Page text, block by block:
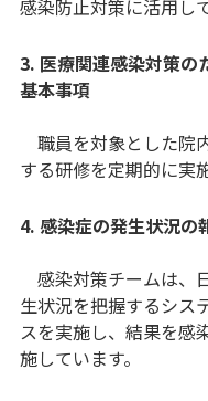
感染防止対策に活用し
3. 医療関連感染対策の
基本事項
職員を対象とした院
する研修を定期的に実
4. 感染症の発生状況の
感染対策チームは、
生状況を把握するシス
スを実施し、結果を感
施しています。